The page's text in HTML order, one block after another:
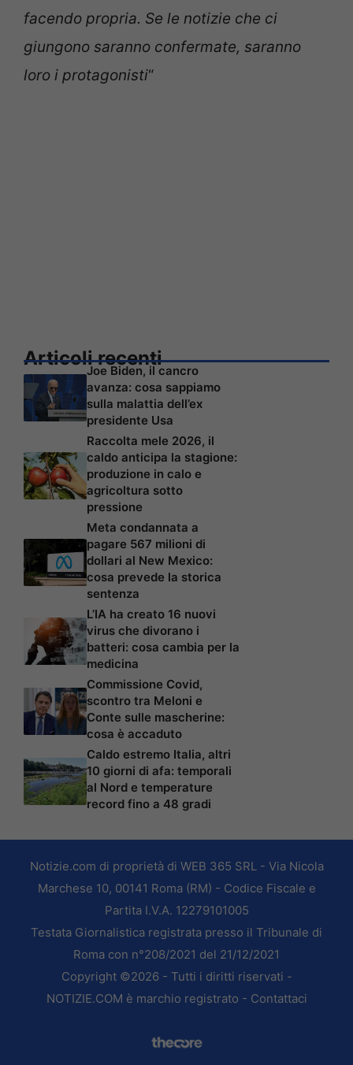
facendo propria. Se le notizie che ci
giungono saranno confermate, saranno
loro i protagonisti“
Articoli recenti
Joe Biden, il cancro
avanza: cosa sappiamo
sulla malattia dell’ex
presidente Usa
Raccolta mele 2026, il
caldo anticipa la stagione:
produzione in calo e
agricoltura sotto
pressione
Meta condannata a
pagare 567 milioni di
dollari al New Mexico:
cosa prevede la storica
sentenza
L’IA ha creato 16 nuovi
virus che divorano i
batteri: cosa cambia per la
medicina
Commissione Covid,
scontro tra Meloni e
Conte sulle mascherine:
cosa è accaduto
Caldo estremo Italia, altri
10 giorni di afa: temporali
al Nord e temperature
record fino a 48 gradi
Notizie.com di proprietà di WEB 365 SRL - Via Nicola
Marchese 10, 00141 Roma (RM) - Codice Fiscale e
Partita I.V.A. 12279101005
Testata Giornalistica registrata presso il Tribunale di
Roma con n°208/2021 del 21/12/2021
Copyright ©2026 - Tutti i diritti riservati -
NOTIZIE.COM è marchio registrato - Contattaci